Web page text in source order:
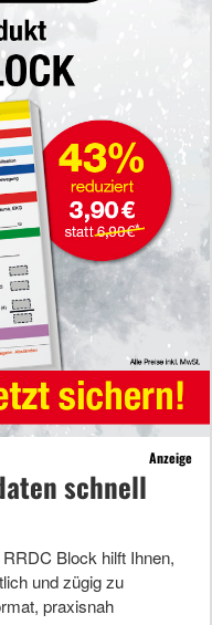
Anzeige
schnell
Block hilft Ihnen,
und zügig zu
praxisnah